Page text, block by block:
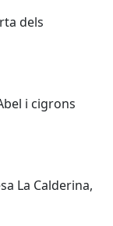
dels
i cigrons
La Calderina,